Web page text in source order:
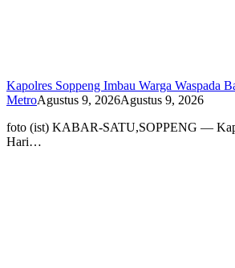
Kapolres Soppeng Imbau Warga Waspada
MetroAgustus 9, 2026Agustus 9, 2026
foto (ist) KABAR-SATU,SOPPENG —
Hari…